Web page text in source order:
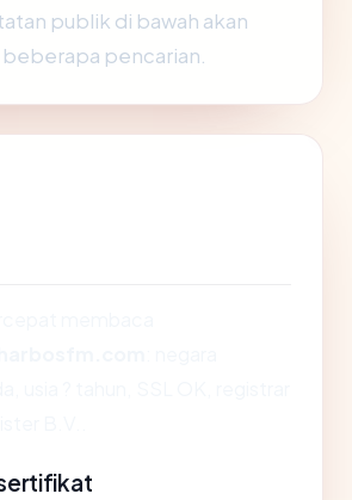
publik di bawah akan
pencarian.